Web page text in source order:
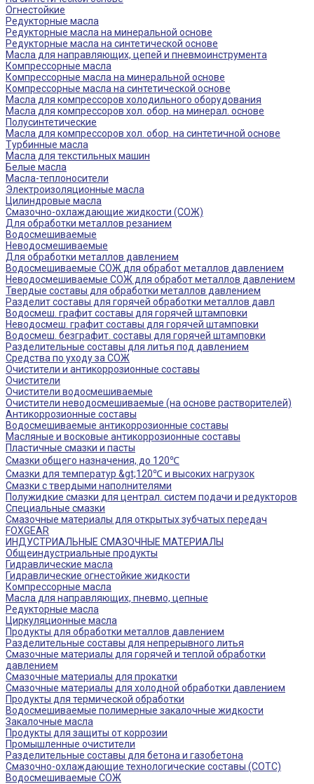
Огнестойкие
Редукторные масла
Редукторные масла на минеральной основе
Редукторные масла на синтетической основе
Масла для направляющих, цепей и пневмоинструмента
Компрессорные масла
Компрессорные масла на минеральной основе
Компрессорные масла на синтетической основе
Масла для компрессоров холодильного оборудования
Масла для компрессоров хол. обор. на минерал. основе
Полусинтетические
Масла для компрессоров хол. обор. на синтетичной основе
Турбинные масла
Масла для текстильных машин
Белые масла
Масла-теплоносители
Электроизоляционные масла
Цилиндровые масла
Смазочно-охлаждающие жидкости (СОЖ)
Для обработки металлов резанием
Водосмешиваемые
Неводосмешиваемые
Для обработки металлов давлением
Водосмешиваемые СОЖ для обработ металлов давлением
Неводосмешиваемые СОЖ для обработ металлов давлением
Твердые составы для обработки металлов давлением
Разделит составы для горячей обработки металлов давл
Водосмеш. графит составы для горячей штамповки
Неводосмеш. графит составы для горячей штамповки
Водосмеш. безграфит. составы для горячей штамповки
Разделительные составы для литья под давлением
Средства по уходу за СОЖ
Очистители и антикоррозионные составы
Очистители
Очистители водосмешиваемые
Очистители неводосмешиваемые (на основе растворителей)
Антикоррозионные составы
Водосмешиваемые антикоррозионные составы
Масляные и восковые антикоррозионные составы
Пластичные смазки и пасты
Смазки общего назначения, до 120℃
Смазки для температур &gt;120℃ и высоких нагрузок
Смазки с твердыми наполнителями
Полужидкие смазки для централ. систем подачи и редукторов
Специальные смазки
Смазочные материалы для открытых зубчатых передач
FOXGEAR
ИНДУСТРИАЛЬНЫЕ СМАЗОЧНЫЕ МАТЕРИАЛЫ
Общеиндустриальные продукты
Гидравлические масла
Гидравлические огнестойкие жидкости
Компрессорные масла
Масла для направляющих, пневмо, цепные
Редукторные масла
Циркуляционные масла
Продукты для обработки металлов давлением
Разделительные составы для непрерывного литья
Смазочные материалы для горячей и теплой обработки
давлением
Смазочные материалы для прокатки
Смазочные материалы для холодной обработки давлением
Продукты для термической обработки
Водосмешиваемые полимерные закалочные жидкости
Закалочные масла
Продукты для защиты от коррозии
Промышленные очистители
Разделительные составы для бетона и газобетона
Смазочно-охлаждающие технологические составы (СОТС)
Водосмешиваемые СОЖ